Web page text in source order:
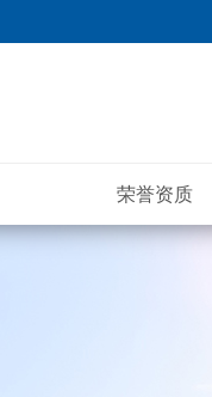
荣誉资质